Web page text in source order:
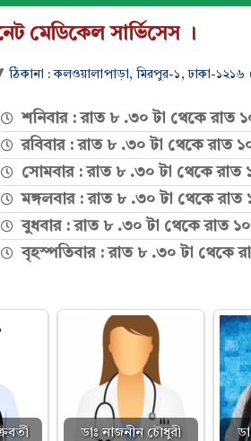
মেডিকেল সার্ভিসেস ।
ঠিকানা : কলওয়ালাপাড়া, মিরপুর-১, ঢাকা-১২১৬
শনিবার : রাত ৮ .৩০ টা থেকে রাত ১০
রবিবার : রাত ৮ .৩০ টা থেকে রাত ১০
সোমবার : রাত ৮ .৩০ টা থেকে রাত
মঙ্গলবার : রাত ৮ .৩০ টা থেকে রাত
বুধবার : রাত ৮ .৩০ টা থেকে রাত ১০
বৃহস্পতিবার : রাত ৮ .৩০ টা থেকে
ডাঃ নাজনীন চৌধুরী